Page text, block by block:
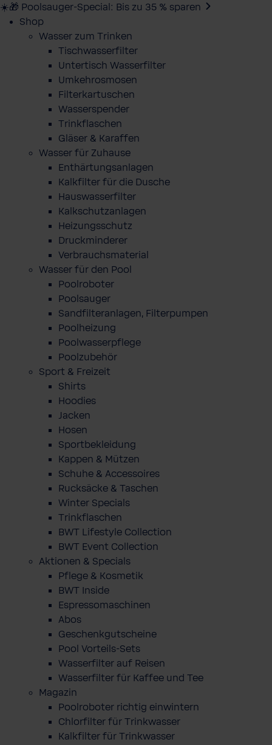
☀️🎁 Poolsauger-Special: Bis zu 35 % sparen
Shop
Wasser zum Trinken
Tischwasserfilter
Untertisch Wasserfilter
Umkehrosmosen
Filterkartuschen
Wasserspender
Trinkflaschen
Gläser & Karaffen
Wasser für Zuhause
Enthärtungsanlagen
Kalkfilter für die Dusche
Hauswasserfilter
Kalkschutzanlagen
Heizungsschutz
Druckminderer
Verbrauchsmaterial
Wasser für den Pool
Poolroboter
Poolsauger
Sandfilteranlagen, Filterpumpen
Poolheizung
Poolwasserpflege
Poolzubehör
Sport & Freizeit
Shirts
Hoodies
Jacken
Hosen
Sportbekleidung
Kappen & Mützen
Schuhe & Accessoires
Rucksäcke & Taschen
Winter Specials
Trinkflaschen
BWT Lifestyle Collection
BWT Event Collection
Aktionen & Specials
Pflege & Kosmetik
BWT Inside
Espressomaschinen
Abos
Geschenkgutscheine
Pool Vorteils-Sets
Wasserfilter auf Reisen
Wasserfilter für Kaffee und Tee
Magazin
Poolroboter richtig einwintern
Chlorfilter für Trinkwasser
Kalkfilter für Trinkwasser